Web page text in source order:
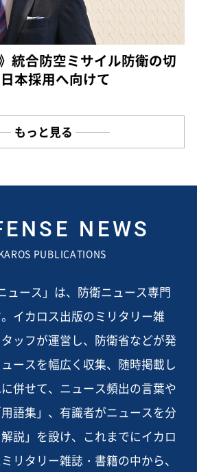
統合防空ミサイル防衛の切
本採用へ向けて
もっと見る
NEWS
PUBLICATIONS
ュース」は、防衛ニュース専門
イカロス出版のミリタリー雑
ッフが運営し、防衛省などが発
ースを幅広く収集、随時掲載し
併せて、ニュース頻出の言葉や
語集」、有識者がニュースを分
説」を設け、これまでにイカロ
リタリー雑誌・書籍の中から、